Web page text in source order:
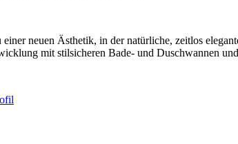
neuen Ästhetik, in der natürliche, zeitlos
mit stilsicheren Bade- und Duschwannen